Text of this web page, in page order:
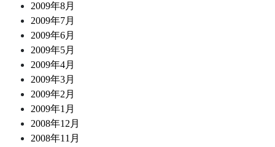
2009年8月
2009年7月
2009年6月
2009年5月
2009年4月
2009年3月
2009年2月
2009年1月
2008年12月
2008年11月